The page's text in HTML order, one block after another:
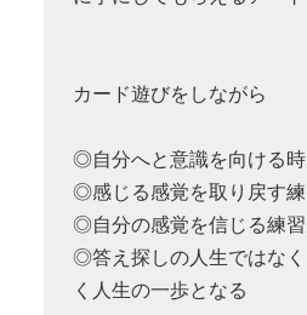
カード遊びをしながら
◎自分へと意識を向ける
◎感じる感覚を取り戻す
◎自分の感覚を信じる練
◎答え探しの人生ではな
く人生の一歩となる